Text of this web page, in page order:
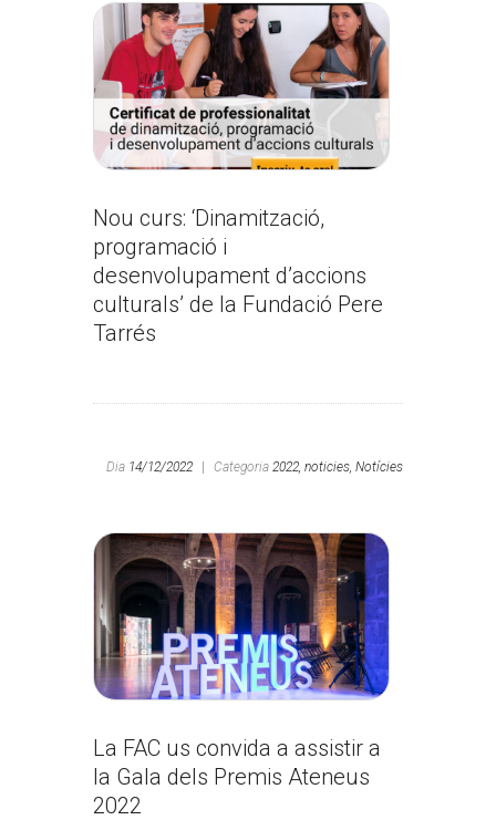
Nou curs: ‘Dinamització,
programació i
desenvolupament d’accions
culturals’ de la Fundació Pere
Tarrés
Dia 14/12/2022 | Categoria 2022, noticies, Notícies
La FAC us convida a assistir a
la Gala dels Premis Ateneus
2022